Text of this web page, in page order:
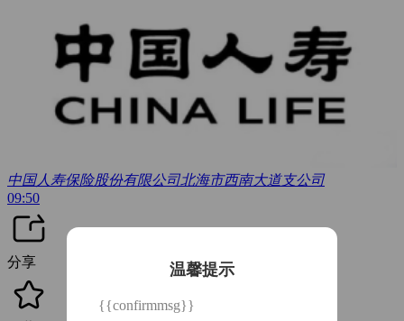
中国人寿保险股份有限公司北海市西南大道支公司
09:50
分享 温馨提示
{{confirmmsg}}